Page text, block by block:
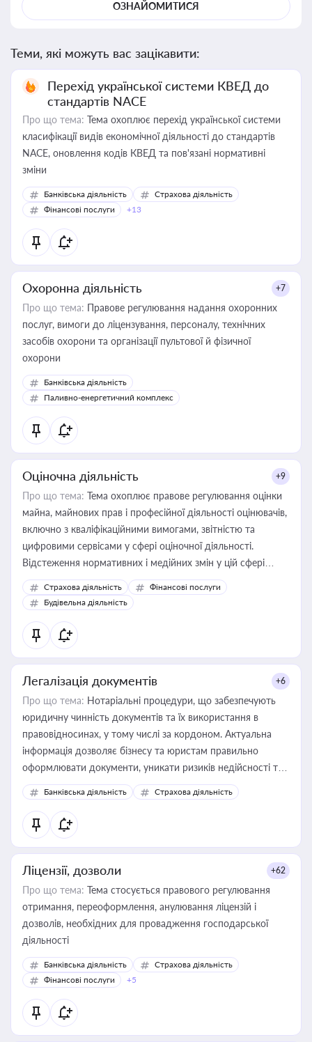
ОЗНАЙОМИТИСЯ
Теми, які можуть вас зацікавити:
Перехід української системи КВЕД до
стандартів NACE
Про що тема: Тема охоплює перехід української системи
класифікації видів економічної діяльності до стандартів
NACE, оновлення кодів КВЕД та пов'язані нормативні
зміни
Банківська діяльність
Страхова діяльність
Фінансові послуги
+13
Охоронна діяльність +7
Про що тема: Правове регулювання надання охоронних
послуг, вимоги до ліцензування, персоналу, технічних
засобів охорони та організації пультової й фізичної
охорони
Банківська діяльність
Паливно-енергетичний комплекс
Оціночна діяльність +9
Про що тема: Тема охоплює правове регулювання оцінки
майна, майнових прав і професійної діяльності оцінювачів,
включно з кваліфікаційними вимогами, звітністю та
цифровими сервісами у сфері оціночної діяльності.
Відстеження нормативних і медійних змін у цій сфері
корисне для власника бізнесу, керівника, юриста або
бухгалтера під час оподаткування, приватизації, оренди
державного майна, корпоративних угод і перевірки
статусу суб'єктів оціночної діяльності
Страхова діяльність
Фінансові послуги
Будівельна діяльність
Легалізація документів +6
Про що тема: Нотаріальні процедури, що забезпечують
юридичну чинність документів та їх використання в
правовідносинах, у тому числі за кордоном. Актуальна
інформація дозволяє бізнесу та юристам правильно
оформлювати документи, уникати ризиків недійсності та
забезпечувати їх належне прийняття органами влади та
контрагентами
Банківська діяльність Страхова діяльність
Ліцензії, дозволи +62
Про що тема: Тема стосується правового регулювання
отримання, переоформлення, анулювання ліцензій і
дозволів, необхідних для провадження господарської
діяльності
Банківська діяльність
Страхова діяльність
Фінансові послуги
+5